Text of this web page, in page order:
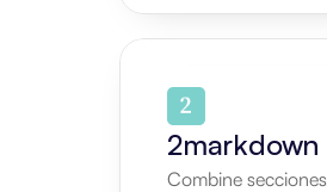
2markdown
Combine